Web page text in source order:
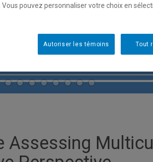
Assessing
pouvez personnaliser votre choix en
Tout
Autoriser les témoins